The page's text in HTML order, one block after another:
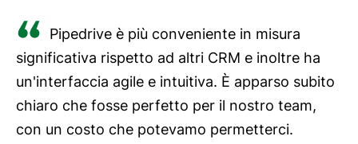
Pipedrive è più conveniente in misura
significativa rispetto ad altri CRM e inoltre ha
un'interfaccia agile e intuitiva. È apparso subito
chiaro che fosse perfetto per il nostro team,
con un costo che potevamo permetterci.